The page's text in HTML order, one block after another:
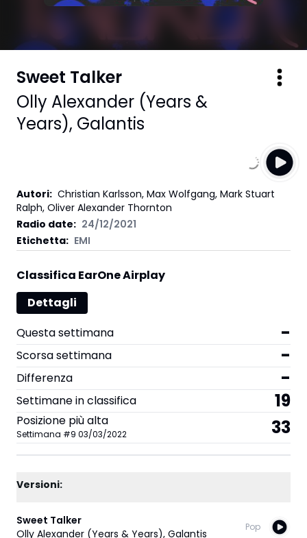
Sweet Talker
Olly Alexander (Years &
Years), Galantis
Autori: Christian Karlsson, Max Wolfgang, Mark Stuart
Ralph, Oliver Alexander Thornton
Radio date: 24/12/2021
Etichetta: EMI
Classifica EarOne Airplay
Dettagli
Questa settimana
-
Scorsa settimana -
Differenza -
Settimane in classifica 19
Posizione più alta
Settimana #9 03/03/2022 33
Versioni:
Sweet Talker
Olly Alexander (Years & Years), Galantis
Pop